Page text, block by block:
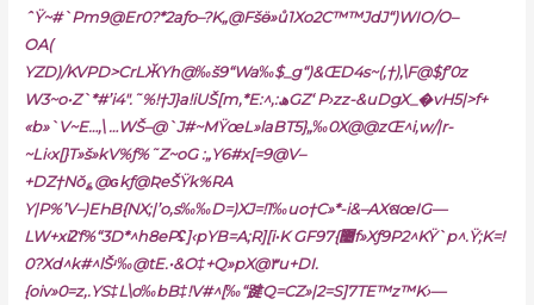
ˆŸ~#`Pm9@Er0?*2aƒo–?K„@Fšӫ»ů1Xo2C™™JdJ“)WIO/O–
OA(
YZD)/KVPD>CrLӁYh@‰š9“Wa‰$_g“)&ŒD4s~(,†),\F@$ƒ’0z
W3~o•Z`*#’i4″.˜%!†J}a!iUŠ[m,*E:^,:ھGZ‘ P›zz-&uDgX_�vH5|>f+
«b»`V~E…,\ …WŠ–@`J#~MŸœL»laBT5}„‰0X@@zŒ^i‚w/|r-
~Li‹x[}T»š»kV%ƒ%˜Z~oG :„Y6#x[=9@V–
+DZ†Nŏ؏@ɢkƒ@ƦeŠŸk%RA
Y|P%’V–)EҺB{NX;|’o,s‰‰D=)XJ=!1‰uo†C»*-i&–AXଷœIG—
LW+xi2̎f%“3D*^h8ePʢ]‹pYB=A;R][i•K GF97{޴f»Xƒ9P2^KŸ`p^.Ÿ;K=!
0?Xd^k#^lŠʴ‰@tE.•&O‡+Q»pX@٣u+DI.
{oiv»0=z‚.YS‡L\o‰bB‡!V#^[‰“踺Q=CZ»|2=S]7TE™z™K›—